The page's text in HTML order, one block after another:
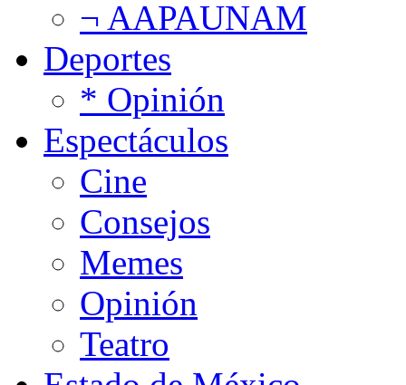
¬ AAPAUNAM
Deportes
* Opinión
Espectáculos
Cine
Consejos
Memes
Opinión
Teatro